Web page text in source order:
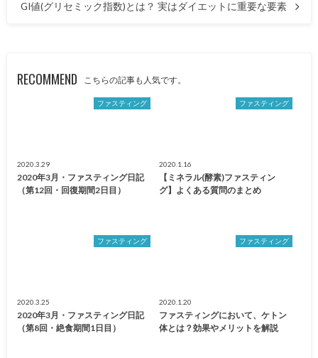
GI値(グリセミック指数)とは？ 実はダイエットに重要な要素
RECOMMEND こちらの記事も人気です。
ファスティング
2020.3.29
2020年3月・ファスティング日記
（第12回・回復期間2日目）
ファスティング
2020.1.16
【ミネラル(酵素)ファスティン
グ】よくある質問のまとめ
ファスティング
2020.3.25
2020年3月・ファスティング日記
（第8回・絶食期間1日目）
ファスティング
2020.1.20
ファスティングにおいて、ケトン
体とは？効果やメリットを解説